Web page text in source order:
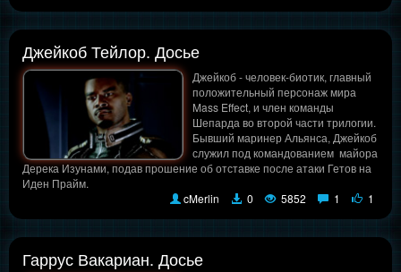
Джейкоб Тейлор. Досье
Джейкоб - человек-биотик, главный
положительный персонаж мира
Mass Effect, и член команды
Шепарда во второй части трилогии.
Бывший маринер Альянса, Джейкоб
служил под командованием майора
Дерека Изунами, подав прошение об отставке после атаки Гетов на
Иден Прайм.
cMerlin
0 5852 1 1
Гаррус Вакариан. Досье